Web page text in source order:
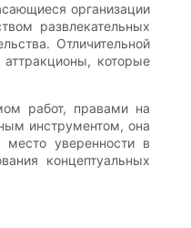
организации
развлекательных
Отличительной
которые
работ, правами на
инструментом, она
место уверенности в
концептуальных